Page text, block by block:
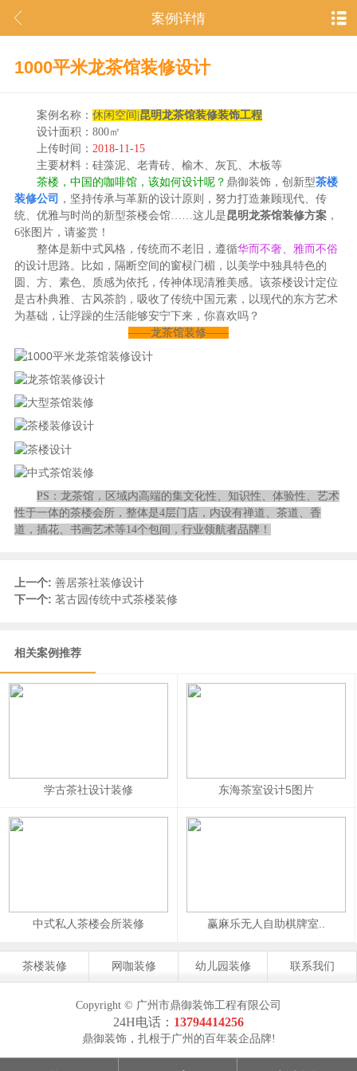
案例详情
1000平米龙茶馆装修设计
案例名称： 休闲空间| 昆明龙茶馆装修装饰工程
设计面积：800㎡
上传时间： 2018-11-15
主要材料：硅藻泥、老青砖、榆木、灰瓦、木板等
茶楼，中国的咖啡馆，该如何设计呢？ 鼎御装饰，创新型茶楼
装修公司
，坚持传承与革新的设计原则，努力打造兼顾现代、传
统、优雅与时尚的新型茶楼会馆……这儿是昆明龙茶馆装修方案，
6张图片，请鉴赏！
整体是新中式风格，传统而不老旧，遵循华而不奢、雅而不俗
的设计思路。比如，隔断空间的窗棂门楣，以美学中独具特色的
圆、方、素色、质感为依托，传神体现清雅美感。该茶楼设计定位
是古朴典雅、古风茶韵，吸收了传统中国元素，以现代的东方艺术
为基础，让浮躁的生活能够安宁下来，你喜欢吗？
——龙茶馆装修——
PS：龙茶馆，区域内高端的集文化性、知识性、体验性、艺术
性于一体的茶楼会所，整体是4层门店，内设有禅道、茶道、香
道，插花、书画艺术等14个包间，行业领航者品牌！
上一个: 善居茶社装修设计
下一个: 茗古园传统中式茶楼装修
相关案例推荐
学古茶社设计装修 东海茶室设计5图片
中式私人茶楼会所装修 赢麻乐无人自助棋牌室..
茶楼装修 网咖装修 幼儿园装修 联系我们
Copyright © 广州市鼎御装饰工程有限公司
24H电话： 13794414256
鼎御装饰，扎根于广州的百年装企品牌!